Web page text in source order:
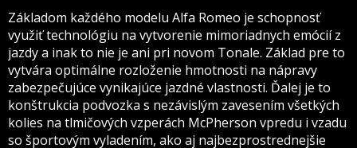
Základom každého modelu Alfa Romeo je schopnosť
využiť technológiu na vytvorenie mimoriadnych emócií z
jazdy a inak to nie je ani pri novom Tonale. Základ pre to
vytvára optimálne rozloženie hmotnosti na nápravy
zabezpečujúce vynikajúce jazdné vlastnosti. Ďalej je to
konštrukcia podvozka s nezávislým zavesením všetkých
kolies na tlmičových vzperách McPherson vpredu i vzadu
so športovým vyladením, ako aj najbezprostrednejšie